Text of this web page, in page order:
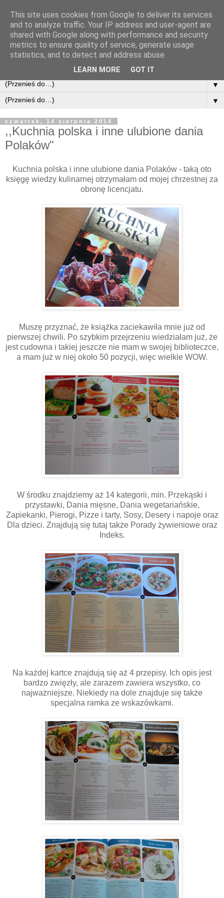
▼
▼
czwartek, 14 sierpnia 2014
,,Kuchnia polska i inne ulubione dania
Polaków"
Kuchnia polska i inne ulubione dania Polaków - taką oto
księgę wiedzy kulinarnej otrzymałam od mojej chrzestnej za
obronę licencjatu.
Muszę przyznać, że książka zaciekawiła mnie już od
pierwszej chwili. Po szybkim przejrzeniu wiedziałam już, że
jest cudowna i takiej jeszcze nie mam w swojej biblioteczce,
a mam już w niej około 50 pozycji, więc wielkie WOW.
W środku znajdziemy aż 14 kategorii, min. Przekąski i
przystawki, Dania mięsne, Dania wegetariańskie,
Zapiekanki, Pierogi, Pizze i tarty, Sosy, Desery i napoje oraz
Dla dzieci. Znajdują się tutaj także Porady żywieniowe oraz
Indeks.
Na każdej kartce znajdują się aż 4 przepisy. Ich opis jest
bardzo zwięzły, ale zarazem zawiera wszystko, co
najważniejsze. Niekiedy na dole znajduje się także
specjalna ramka ze wskazówkami.
This site uses cookies from Google to deliver its services
and to analyze traffic. Your IP address and user-agent are
shared with Google along with performance and security
metrics to ensure quality of service, generate usage
statistics, and to detect and address abuse.
LEARN MORE GOT IT